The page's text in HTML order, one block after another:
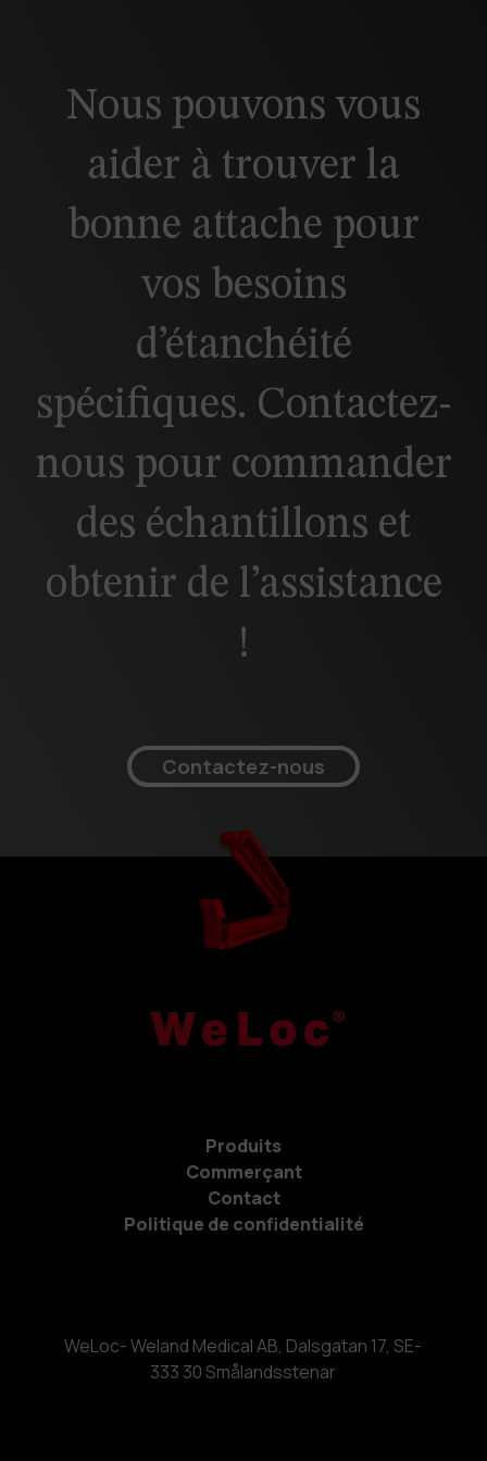
Nous pouvons vous
aider à trouver la
bonne attache pour
vos besoins
d’étanchéité
spécifiques. Contactez-
nous pour commander
des échantillons et
obtenir de l’assistance
!
Contactez-nous
Produits
Commerçant
Contact
Politique de confidentialité
WeLoc- Weland Medical AB, Dalsgatan 17, SE-
333 30 Smålandsstenar